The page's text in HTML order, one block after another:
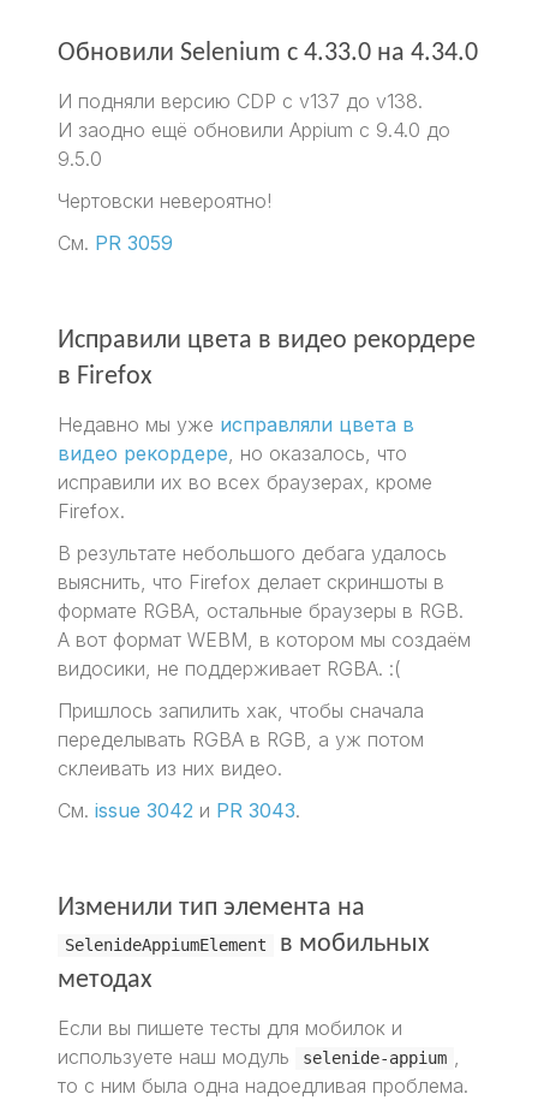
Обновили Selenium с 4.33.0 на 4.34.0
И подняли версию CDP с v137 до v138.
И заодно ещё обновили Appium с 9.4.0 до
9.5.0
Чертовски невероятно!
См. PR 3059
Исправили цвета в видео рекордере
в Firefox
Недавно мы уже исправляли цвета в
видео рекордере, но оказалось, что
исправили их во всех браузерах, кроме
Firefox.
В результате небольшого дебага удалось
выяснить, что Firefox делает скриншоты в
формате RGBA, остальные браузеры в RGB.
А вот формат WEBM, в котором мы создаём
видосики, не поддерживает RGBA. :(
Пришлось запилить хак, чтобы сначала
переделывать RGBA в RGB, а уж потом
склеивать из них видео.
См.issue 3042 и PR 3043.
Изменили тип элемента на
SelenideAppiumElement
в мобильных
методах
Если вы пишете тесты для мобилок и
используете наш модуль
selenide-appium ,
то с ним была одна надоедливая проблема.